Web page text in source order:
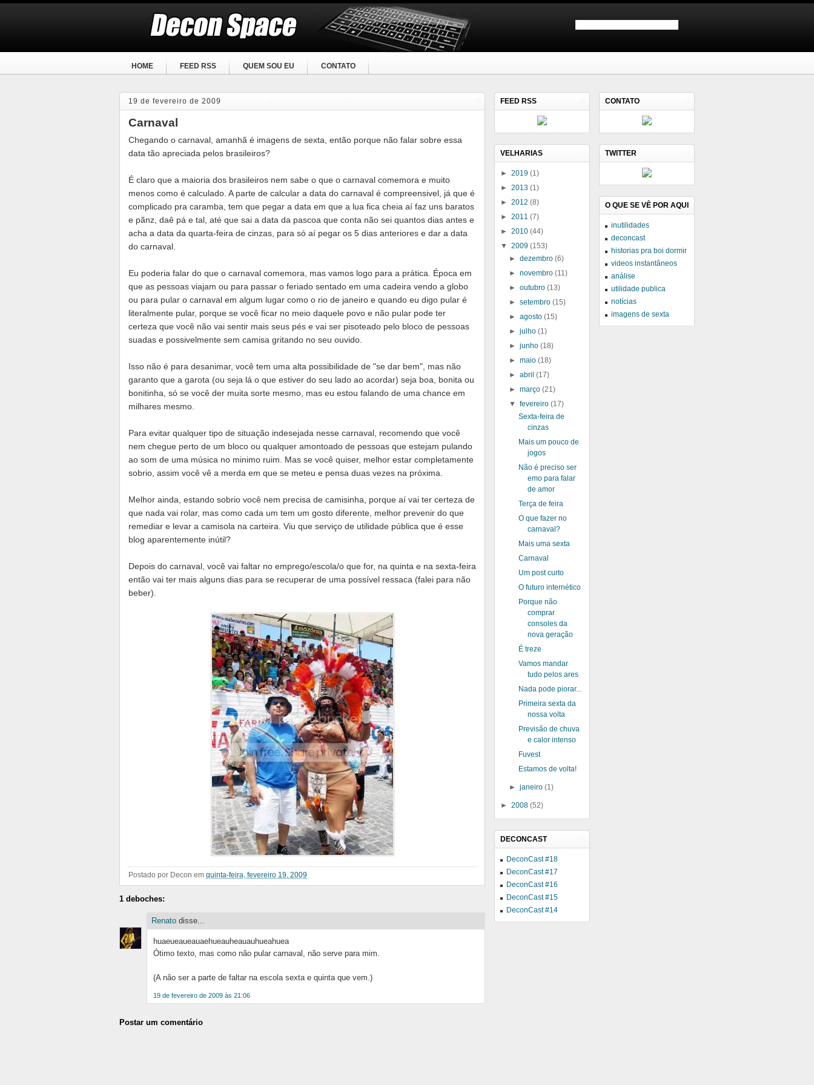
HOME FEED RSS QUEM SOU EU CONTATO
19 de fevereiro de 2009
Carnaval
Chegando o carnaval, amanhã é imagens de sexta, então porque não falar sobre essa
data tão apreciada pelos brasileiros?
É claro que a maioria dos brasileiros nem sabe o que o carnaval comemora e muito
menos como é calculado. A parte de calcular a data do carnaval é compreensivel, já que é
complicado pra caramba, tem que pegar a data em que a lua fica cheia aí faz uns baratos
e pãnz, daê pá e tal, até que sai a data da pascoa que conta não sei quantos dias antes e
acha a data da quarta-feira de cinzas, para só aí pegar os 5 dias anteriores e dar a data
do carnaval.
Eu poderia falar do que o carnaval comemora, mas vamos logo para a prática. Época em
que as pessoas viajam ou para passar o feriado sentado em uma cadeira vendo a globo
ou para pular o carnaval em algum lugar como o rio de janeiro e quando eu digo pular é
literalmente pular, porque se você ficar no meio daquele povo e não pular pode ter
certeza que você não vai sentir mais seus pés e vai ser pisoteado pelo bloco de pessoas
suadas e possivelmente sem camisa gritando no seu ouvido.
Isso não é para desanimar, você tem uma alta possibilidade de "se dar bem", mas não
garanto que a garota (ou seja lá o que estiver do seu lado ao acordar) seja boa, bonita ou
bonitinha, só se você der muita sorte mesmo, mas eu estou falando de uma chance em
milhares mesmo.
Para evitar qualquer tipo de situação indesejada nesse carnaval, recomendo que você
nem chegue perto de um bloco ou qualquer amontoado de pessoas que estejam pulando
ao som de uma música no minimo ruim. Mas se você quiser, melhor estar completamente
sobrio, assim você vê a merda em que se meteu e pensa duas vezes na próxima.
Melhor ainda, estando sobrio você nem precisa de camisinha, porque aí vai ter certeza de
que nada vai rolar, mas como cada um tem um gosto diferente, melhor prevenir do que
remediar e levar a camisola na carteira. Viu que serviço de utilidade pública que é esse
blog aparentemente inútil?
Depois do carnaval, você vai faltar no emprego/escola/o que for, na quinta e na sexta-feira
então vai ter mais alguns dias para se recuperar de uma possível ressaca (falei para não
beber).
Postado por Decon em quinta-feira, fevereiro 19, 2009
1 deboches:
Renato disse...
huaeueaueauaehueauheauauhueahuea
Ótimo texto, mas como não pular carnaval, não serve para mim.
(A não ser a parte de faltar na escola sexta e quinta que vem.)
19 de fevereiro de 2009 às 21:06
Postar um comentário
CONTATO
TWITTER
O QUE SE VÊ POR AQUI
inutilidades
deconcast
historias pra boi dormir
videos instantâneos
análise
utilidade publica
notícias
imagens de sexta
FEED RSS
VELHARIAS
► 2019 (1)
► 2013 (1)
► 2012 (8)
► 2011 (7)
► 2010 (44)
▼ 2009 (153)
►dezembro(6)
►novembro(11)
►outubro(13)
►setembro(15)
►agosto(15)
►julho(1)
►junho(18)
►maio(18)
►abril(17)
►março(21)
▼fevereiro(17)
Sexta-feira de
cinzas
Mais um pouco de
jogos
Não é preciso ser
emo para falar
de amor
Terça de feira
O que fazer no
carnaval?
Mais uma sexta
Carnaval
Um post curto
O futuro internético
Porque não
comprar
consoles da
nova geração
É treze
Vamos mandar
tudo pelos ares
Nada pode piorar...
Primeira sexta da
nossa volta
Previsão de chuva
e calor intenso
Fuvest
Estamos de volta!
►janeiro(1)
► 2008 (52)
DECONCAST
DeconCast #18
DeconCast #17
DeconCast #16
DeconCast #15
DeconCast #14